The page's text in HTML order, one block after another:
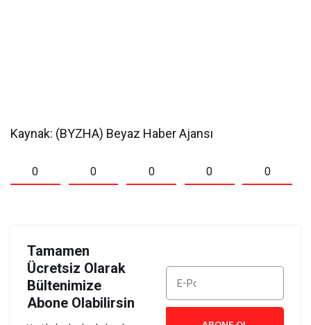
Kaynak: (BYZHA) Beyaz Haber Ajansı
0 0 0 0 0
Tamamen
Ücretsiz Olarak
Bültenimize
Abone Olabilirsin